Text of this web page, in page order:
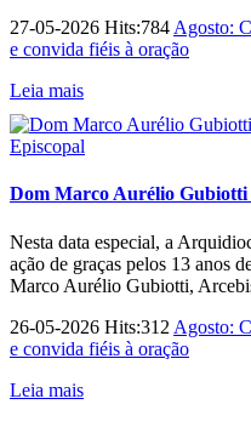
27-05-2026 Hits:784 Agosto:
e convida fiéis à oração
Leia mais
Dom Marco Aurélio
Nesta data especial, a
ação de graças pelos 13 anos
Marco Aurélio Gubiotti,
26-05-2026 Hits:312 Agosto:
e convida fiéis à oração
Leia mais